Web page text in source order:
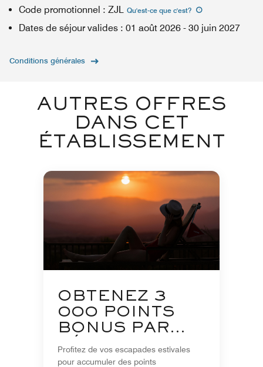
Code promotionnel : ZJL Qu'est-ce que c'est?
Dates de séjour valides : 01 août 2026 - 30 juin 2027
Conditions générales
AUTRES OFFRES
DANS CET
ÉTABLISSEMENT
OBTENEZ 3
000 POINTS
BONUS PAR
SÉJOUR
Profitez de vos escapades estivales
pour accumuler des points